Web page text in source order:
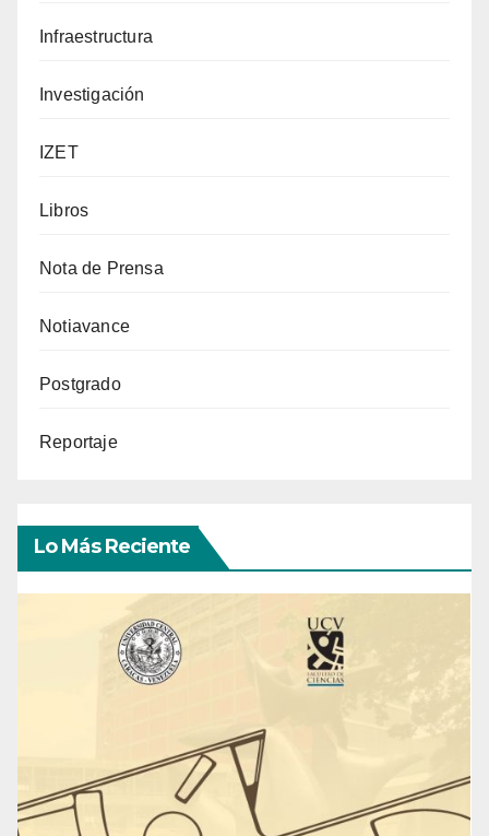
Infraestructura
Investigación
IZET
Libros
Nota de Prensa
Notiavance
Postgrado
Reportaje
Lo Más Reciente